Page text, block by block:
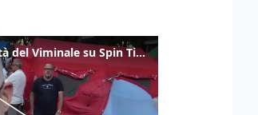
Gualtieri: "Responsabilità del Viminale su Spin Time? La posizione dei partiti è nota"